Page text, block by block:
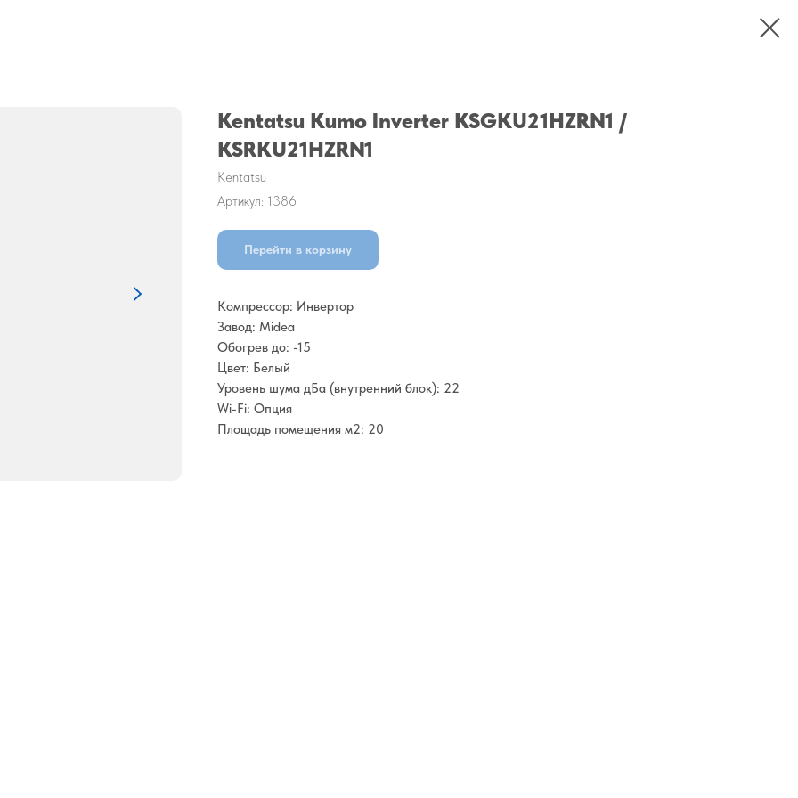
Kentatsu Kumo Inverter KSGKU21HZRN1 /
KSRKU21HZRN1
Kentatsu
Артикул: 1386
Перейти в корзину
Компрессор: Инвертор
Завод: Midea
Обогрев до: -15
Цвет: Белый
Уровень шума дБа (внутренний блок): 22
Wi-Fi: Опция
Площадь помещения м2: 20